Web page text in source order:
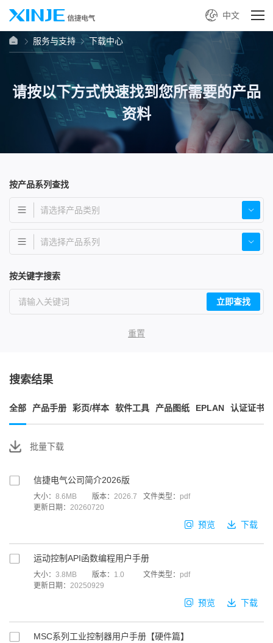
中文
服务与支持 下载中心
请按以下方式快速找到您所需要的产品
资料
按产品系列查找
请选择产品类别
请选择产品系列
按关键字搜索
立即查找
重置
搜索结果
全部 产品手册 彩页/样本 软件工具 产品图纸 EPLAN 认证证书
批量下载
预览 下载
信捷电气公司简介2026版
大小： 8.6MB 版本： 2026.7 文件类型： pdf
更新日期： 20260720
预览 下载
运动控制API函数编程用户手册
大小： 3.8MB 版本： 1.0 文件类型： pdf
更新日期： 20250929
MSC系列工业控制器用户手册【硬件篇】